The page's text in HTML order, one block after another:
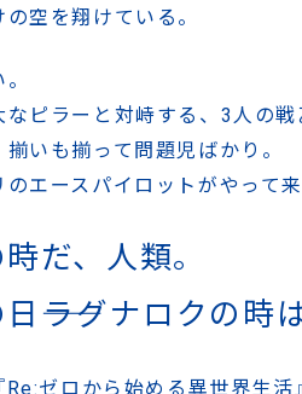
空を翔けている。
ピラーと対峙する、 3人の戦
揃いも揃って問題児ばかり。
のエースパイロットがやって
だ、 人類。
――ラグナロクの時
ゼロから始める異世界生活